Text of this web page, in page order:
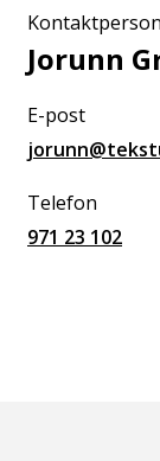
Kontaktperson
Jorunn
E-post
Telefon
971 23 102